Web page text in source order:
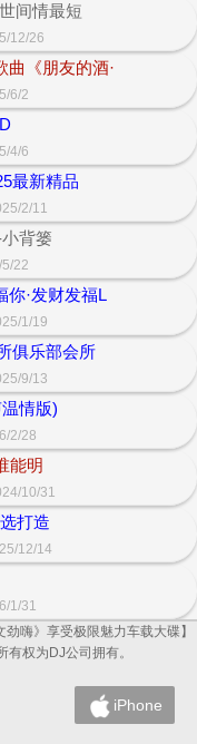
间情最短
12/26
曲《朋友的酒·
6/2
4/6
最新精品
2/11
背篓
22
你·发财发福L
1/19
俱乐部会所
9/13
情版)
2/28
能明
10/31
打造
12/14
1/31
嗨》享受极限魅力车载大碟】
权为DJ公司拥有。
iPhone